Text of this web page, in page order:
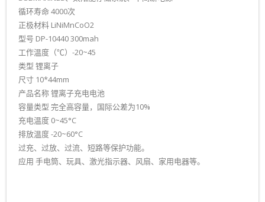
- 13310定制电池组
- 14280定制电池组
- 14430定制电池组
- 26650定制电池组
- 14500定制电池组
- 32650定制电池组
- 14650定制电池组
循环寿命 4000次
正极材料 LiNiMnCoO2
型号 DP-10440 300mah
工作温度（℃）-20~45
类型 锂离子
尺寸 10*44mm
产品名称 锂离子充电电池
容量类型 完全高容量，国际公差为10%
充电温度 0~45°C
排放温度 -20~60°C
过充、过放、过流、短路等保护功能。
应用 手电筒、玩具、激光指示器、风扇、家用电器等。